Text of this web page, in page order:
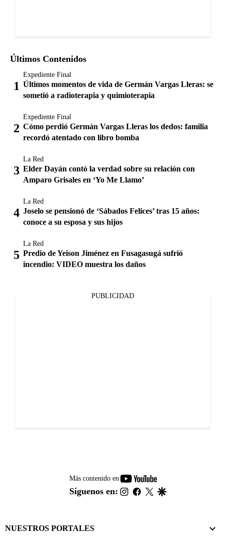
Últimos Contenidos
Expediente Final
Últimos momentos de vida de Germán Vargas Lleras: se
sometió a radioterapia y quimioterapia
Expediente Final
Cómo perdió Germán Vargas Lleras los dedos: familia
recordó atentado con libro bomba
La Red
Elder Dayán contó la verdad sobre su relación con
Amparo Grisales en ‘Yo Me Llamo’
La Red
Joselo se pensionó de ‘Sábados Felices’ tras 15 años:
conoce a su esposa y sus hijos
La Red
Predio de Yeison Jiménez en Fusagasugá sufrió
incendio: VIDEO muestra los daños
PUBLICIDAD
Más contenido en
youtube-
footer
Síguenos en: instagram
facebook
twitter
NUESTROS PORTALES